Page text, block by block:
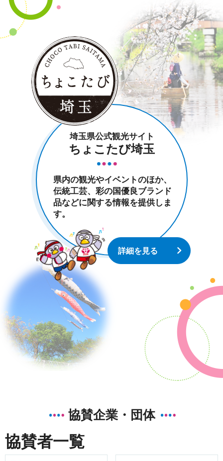
埼玉県公式観光サイト
ちょこたび埼玉
県内の観光やイベントのほか、
伝統工芸、彩の国優良ブランド
品などに関する情報を提供しま
す。
詳細を見る
協賛企業・団体
協賛者一覧